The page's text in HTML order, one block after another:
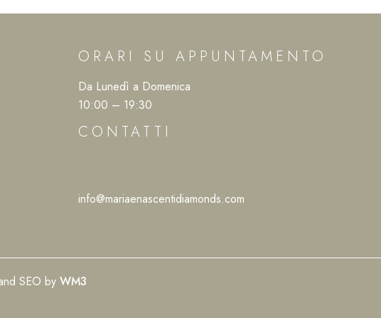
ORARI SU APPUNTAMENTO
Da Lunedì a Domenica
10:00 – 19:30
CONTATTI
info@mariaenascentidiamonds.com
SEO by WM3